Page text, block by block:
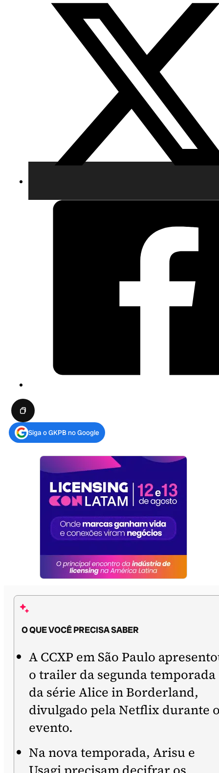
Siga o GKPB no Google
O QUE VOCÊ PRECISA SABER
A CCXP em São Paulo
o trailer da segunda temporada
da série Alice in Borderland,
divulgado pela Netflix durante
evento.
Na nova temporada, Arisu e